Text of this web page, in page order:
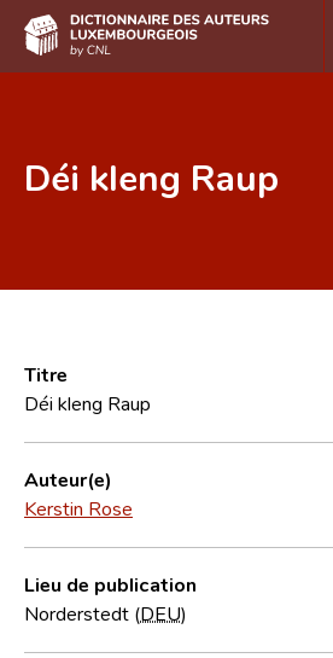
Foire aux questions
CNL
Équipe scientifique
Contact
Déi kleng Raup
Titre
Déi kleng Raup
Auteur(e)
Kerstin Rose
Lieu de publication
Norderstedt (DEU)